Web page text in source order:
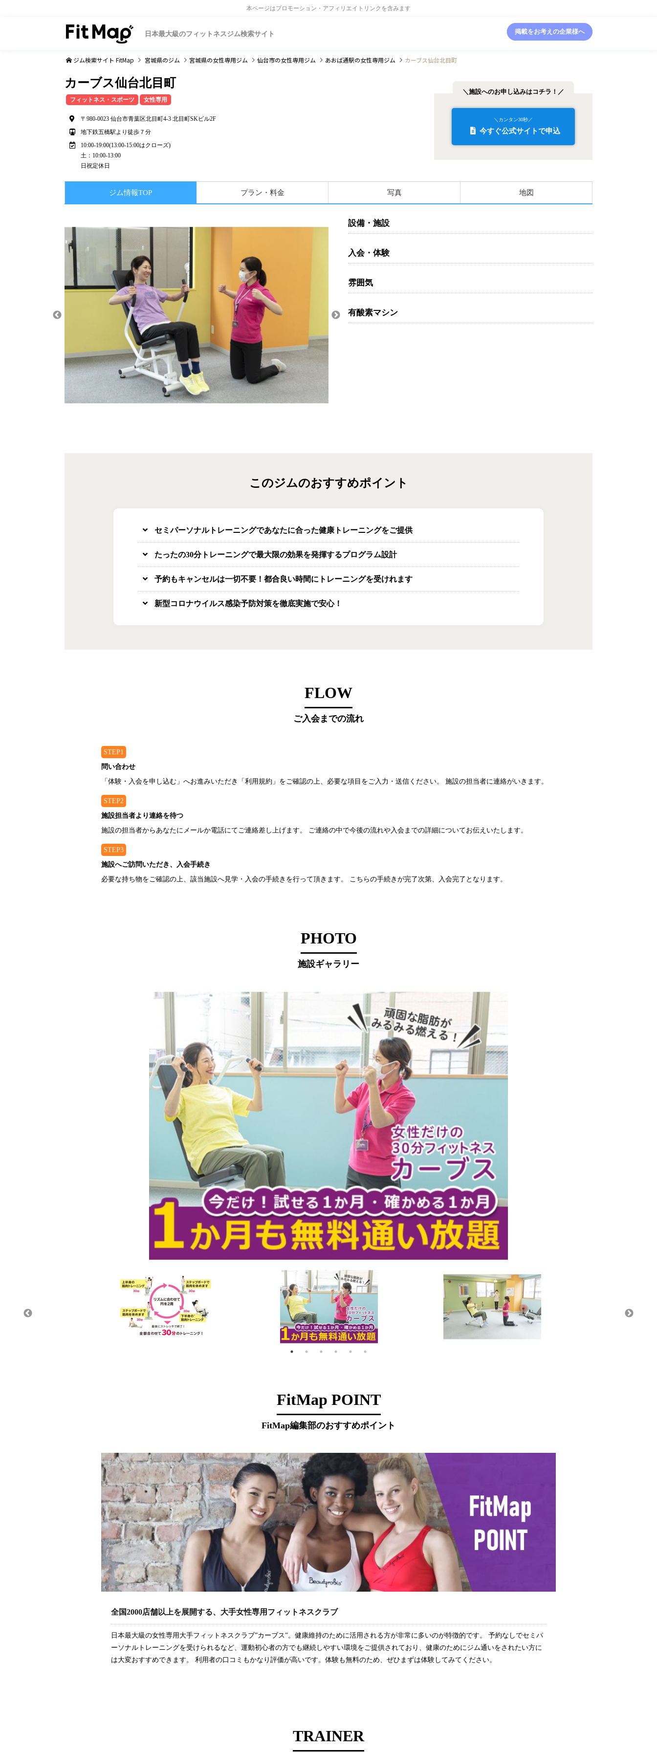
本ページはプロモーション・アフィリエイトリンクを含みます
日本最大級のフィットネスジム検索サイト 掲載をお考えの企業様へ
ジム検索サイト FitMap 宮城県のジム 宮城県の女性専用ジム 仙台市の女性専用ジム あおば通駅の女性専用ジム カーブス仙台北目町
カーブス仙台北目町
フィットネス・スポーツ 女性専用
〒980-0023 仙台市青葉区北目町4-3 北目町SKビル2F
地下鉄五橋駅より徒歩７分
10:00-19:00(13:00-15:00はクローズ)
土：10:00-13:00
日祝定休日
＼施設へのお申し込みはコチラ！／
＼カンタン30秒／
今すぐ公式サイトで申込
ジム情報TOP プラン・料金 写真 地図
設備・施設
入会・体験
雰囲気
有酸素マシン
このジムのおすすめポイント
セミパーソナルトレーニングであなたに合った健康トレーニングをご提供
たったの30分トレーニングで最大限の効果を発揮するプログラム設計
予約もキャンセルは一切不要！都合良い時間にトレーニングを受けれます
新型コロナウイルス感染予防対策を徹底実施で安心！
FLOW
ご入会までの流れ
STEP1
問い合わせ
「体験・入会を申し込む」へお進みいただき「利用規約」をご確認の上、必要な項目をご入力・送信ください。 施設の担当者に連絡がいきます。
STEP2
施設担当者より連絡を待つ
施設の担当者からあなたにメールか電話にてご連絡差し上げます。 ご連絡の中で今後の流れや入会までの詳細についてお伝えいたします。
STEP3
施設へご訪問いただき、入会手続き
必要な持ち物をご確認の上、該当施設へ見学・入会の手続きを行って頂きます。 こちらの手続きが完了次第、入会完了となります。
PHOTO
施設ギャラリー
FitMap POINT
FitMap編集部のおすすめポイント
全国2000店舗以上を展開する、大手女性専用フィットネスクラブ
日本最大級の女性専用大手フィットネスクラブ”カーブス”。健康維持のために活用される方が非常に多いのが特徴的です。 予約なしでセミパ
ーソナルトレーニングを受けられるなど、運動初心者の方でも継続しやすい環境をご提供されており、健康のためにジム通いをされたい方に
は大変おすすめできます。 利用者の口コミもかなり評価が高いです。体験も無料のため、ぜひまずは体験してみてください。
TRAINER